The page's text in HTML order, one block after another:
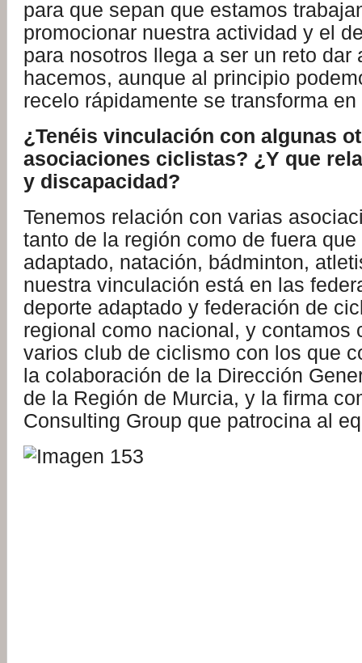
para que sepan que estamos
promocionar nuestra actividad y el
para nosotros llega a ser un reto dar
hacemos, aunque al principio
recelo rápidamente se transforma
¿Tenéis vinculación con algunas
asociaciones ciclistas? ¿Y que
y discapacidad?
Tenemos relación con varias
tanto de la región como de fuera
adaptado, natación, bádminton,
nuestra vinculación está en las
deporte adaptado y federación de
regional como nacional, y contamos
varios club de ciclismo con los que
la colaboración de la Dirección
de la Región de Murcia, y la firma
Consulting Group que patrocina al